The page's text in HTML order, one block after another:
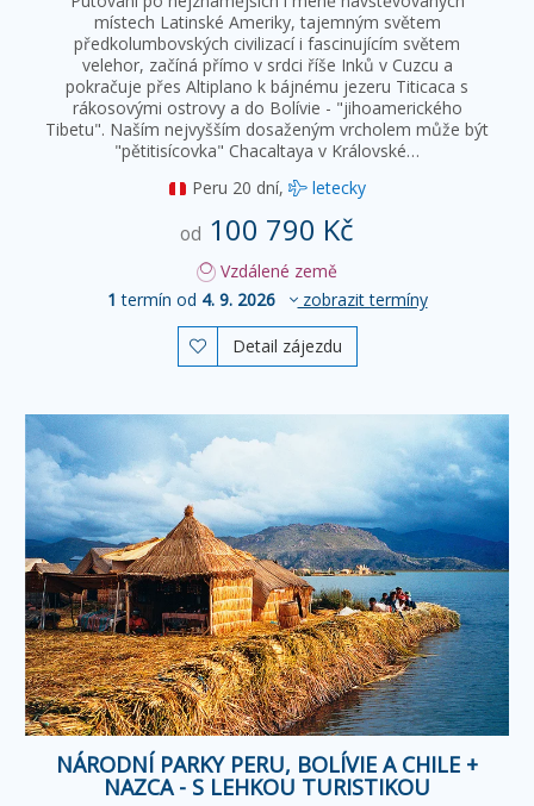
místech Latinské Ameriky, tajemným světem
předkolumbovských civilizací i fascinujícím světem
velehor, začíná přímo v srdci říše Inků v Cuzcu a
pokračuje přes Altiplano k bájnému jezeru Titicaca s
rákosovými ostrovy a do Bolívie - "jihoamerického
Tibetu". Naším nejvyšším dosaženým vrcholem může být
"pětitisícovka" Chacaltaya v Královské…
Peru 20 dní, letecky
od 100 790 Kč
Vzdálené země
1 termín od 4. 9. 2026 zobrazit termíny
 Detail zájezdu
NÁRODNÍ PARKY PERU, BOLÍVIE A CHILE +
NAZCA - S LEHKOU TURISTIKOU